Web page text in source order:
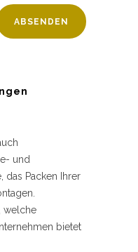
und
das Packen Ihrer
welche
bietet